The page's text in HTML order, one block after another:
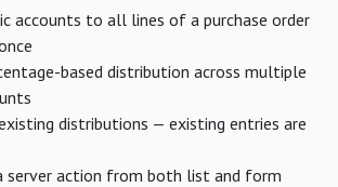
accounts to all lines of a purchase order
based distribution across multiple
distributions — existing entries are
server action from both list and form